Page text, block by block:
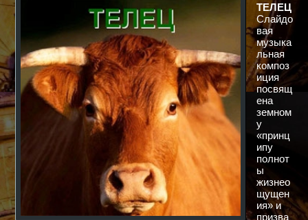
ТЕЛЕЦ
Слайдо
вая
музыка
льная
композ
иция
посвящ
ена
земном
у
«принц
ипу
полнот
ы
жизнео
щущен
ия» и
призва